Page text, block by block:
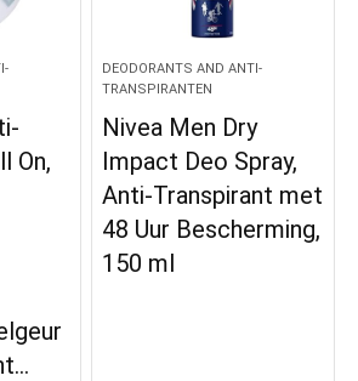
On,
DEODORANTS AND ANTI-
TRANSPIRANTEN
Nivea Men Dry
Impact Deo Spray,
Anti-Transpirant met
48 Uur Bescherming,
150 ml